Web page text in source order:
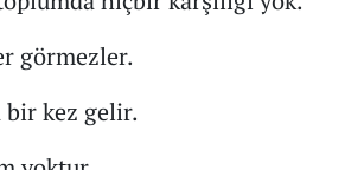
görmezler.
bir kez gelir.